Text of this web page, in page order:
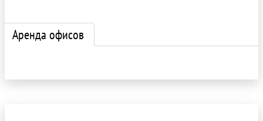
Аренда офисов